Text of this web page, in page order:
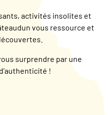
activités insolites et
vous ressource et
surprendre par une
!